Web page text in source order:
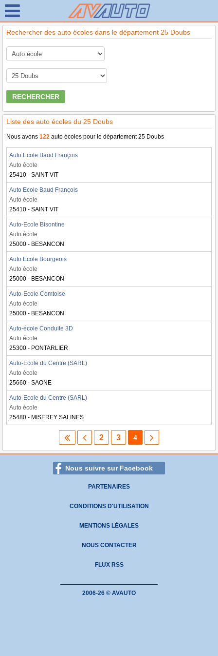
Rechercher des auto écoles dans le département 25 Doubs
RECHERCHER
Liste des auto écoles du 25 Doubs
Nous avons 122 auto écoles pour le département 25 Doubs
Auto Ecole Baud François
Auto école
25410 - SAINT VIT
Auto Ecole Baud François
Auto école
25410 - SAINT VIT
Auto-Ecole Bisontine
Auto école
25000 - BESANCON
Auto Ecole Bourgeois
Auto école
25000 - BESANCON
Auto-Ecole Comtoise
Auto école
25000 - BESANCON
Auto-école Conduite 3D
Auto école
25300 - PONTARLIER
Auto-Ecole du Centre (SARL)
Auto école
25660 - SAONE
Auto-Ecole du Centre (SARL)
Auto école
25480 - MISEREY SALINES
2 3 4
Nous suivre sur Facebook
PARTENAIRES
CONDITIONS D'UTILISATION
MENTIONS LÉGALES
NOUS CONTACTER
FLUX RSS
2006-26 © AVAUTO